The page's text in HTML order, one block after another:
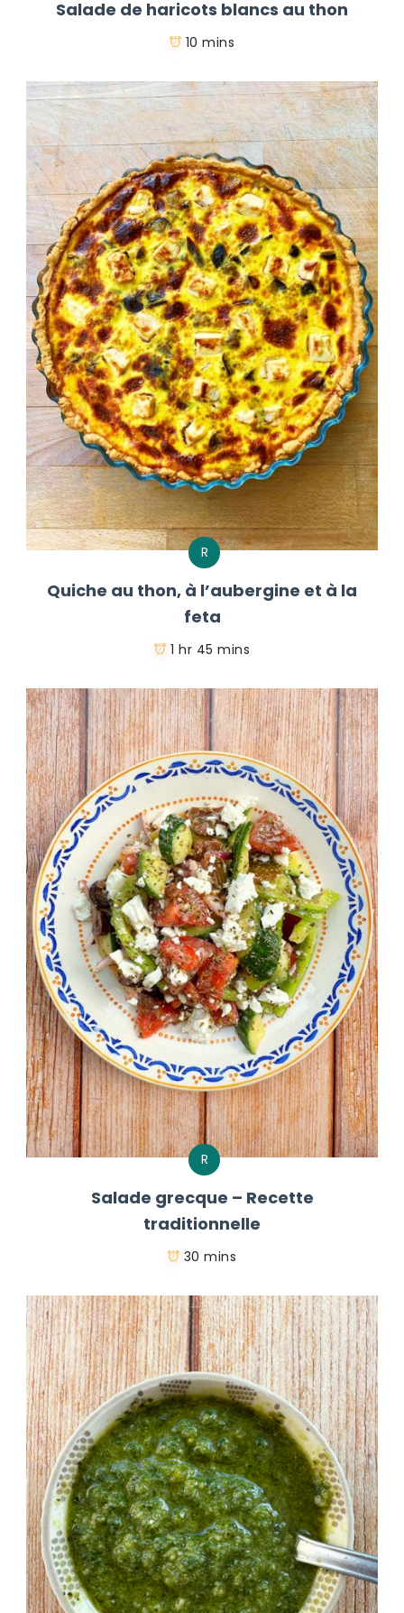
Salade de haricots blancs au thon
10 mins
R
Quiche au thon, à l’aubergine et à la
feta
1 hr 45 mins
R
Salade grecque – Recette
traditionnelle
30 mins